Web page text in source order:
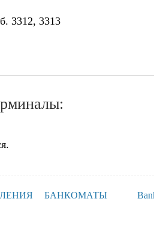
3312, 3313
БАНКОМАТЫ